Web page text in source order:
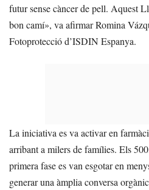
futur sense càncer de pell. Aquest
bon camí», va afirmar Romina
Fotoprotecció d’ISDIN Espanya.
La iniciativa es va activar en
arribant a milers de famílies. Els
primera fase es van esgotar en
generar una àmplia conversa